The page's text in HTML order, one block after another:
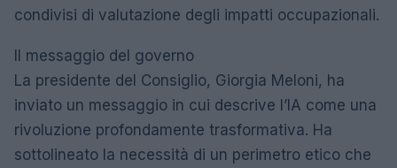
condivisi di valutazione degli impatti occupazionali.
Il messaggio del governo
La presidente del Consiglio, Giorgia Meloni, ha
inviato un messaggio in cui descrive l’IA come una
rivoluzione profondamente trasformativa. Ha
sottolineato la necessità di un perimetro etico che